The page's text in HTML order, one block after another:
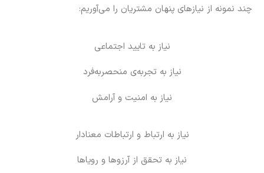
چند نمونه از نیازهای پنهان مشتریان را می‌آوریم:
نیاز به تایید اجتماعی
نیاز به تجربه‌ی منحصربه‌فرد
نیاز به امنیت و آرامش
نیاز به ارتباط و ارتباطات معنادار
نیاز به تحقق از آرزوها و رویاها